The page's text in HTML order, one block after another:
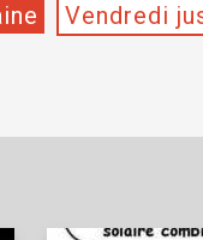
Vendredi